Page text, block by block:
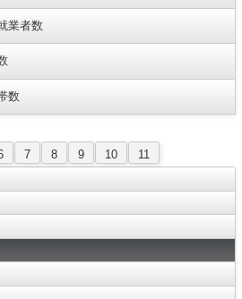
業者数
数
7 8 9 10
11